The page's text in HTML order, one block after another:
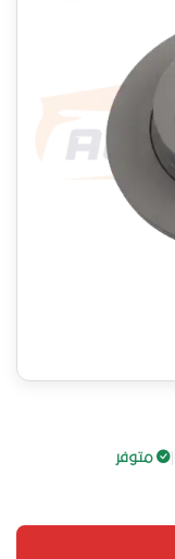
متوفر